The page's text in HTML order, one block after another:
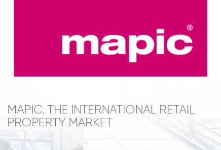
MAPIC, THE INTERNATIONAL RETAIL
PROPERTY MARKET